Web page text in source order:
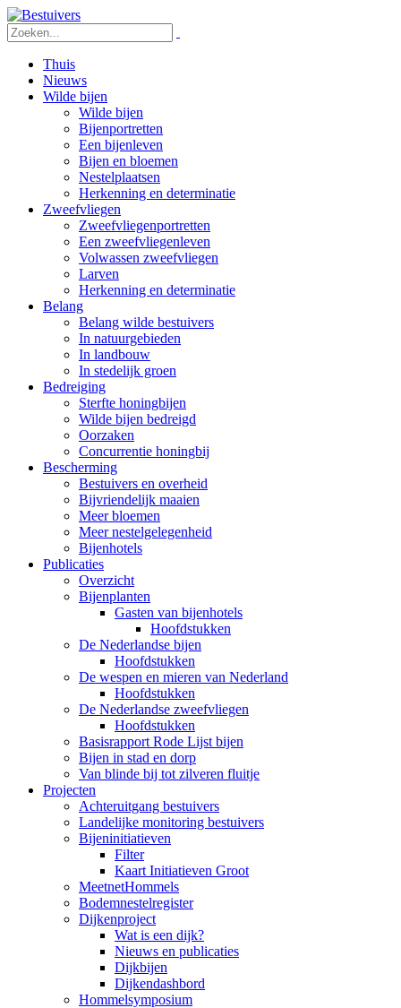
Thuis
Nieuws
Wilde bijen
Wilde bijen
Bijenportretten
Een bijenleven
Bijen en bloemen
Nestelplaatsen
Herkenning en determinatie
Zweefvliegen
Zweefvliegenportretten
Een zweefvliegenleven
Volwassen zweefvliegen
Larven
Herkenning en determinatie
Belang
Belang wilde bestuivers
In natuurgebieden
In landbouw
In stedelijk groen
Bedreiging
Sterfte honingbijen
Wilde bijen bedreigd
Oorzaken
Concurrentie honingbij
Bescherming
Bestuivers en overheid
Bijvriendelijk maaien
Meer bloemen
Meer nestelgelegenheid
Bijenhotels
Publicaties
Overzicht
Bijenplanten
Gasten van bijenhotels
Hoofdstukken
De Nederlandse bijen
Hoofdstukken
De wespen en mieren van Nederland
Hoofdstukken
De Nederlandse zweefvliegen
Hoofdstukken
Basisrapport Rode Lijst bijen
Bijen in stad en dorp
Van blinde bij tot zilveren fluitje
Projecten
Achteruitgang bestuivers
Landelijke monitoring bestuivers
Bijeninitiatieven
Filter
Kaart Initiatieven Groot
MeetnetHommels
Bodemnestelregister
Dijkenproject
Wat is een dijk?
Nieuws en publicaties
Dijkbijen
Dijkendashbord
Hommelsymposium